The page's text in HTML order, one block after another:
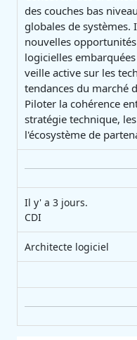
des couches bas
globales de
nouvelles
logicielles
veille active sur les
tendances du marché
Piloter la cohérence
stratégie technique,
l'écosystème de
Il y' a 3 jours.
CDI
Architecte logiciel